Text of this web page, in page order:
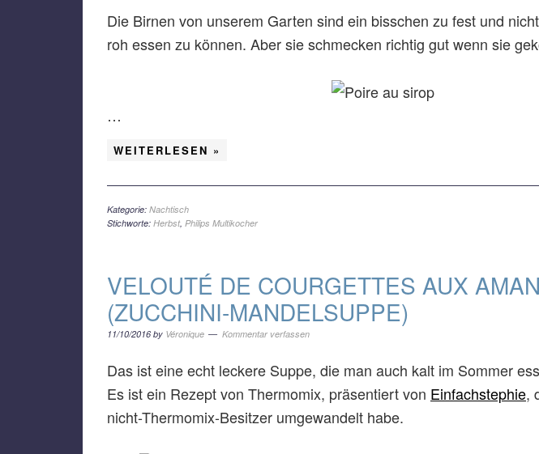
Die Birnen von unserem Garten sind ein bisschen zu fest und
roh essen zu können. Aber sie schmecken richtig gut wenn sie
…
WEITERLESEN »
Kategorie: Nachtisch
Stichworte: Herbst, Philips Multikocher
VELOUTÉ DE COURGETTES AUX
(ZUCCHINI-MANDELSUPPE)
11/10/2016 by Véronique Kommentar verfassen
Das ist eine echt leckere Suppe, die man auch kalt im Sommer
Es ist ein Rezept von Thermomix, präsentiert von Einfachstephie,
nicht-Thermomix-Besitzer umgewandelt habe.